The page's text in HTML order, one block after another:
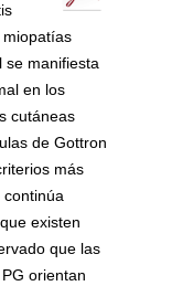
se manifiesta
en los
cutáneas
de Gottron
más
continúa
existen
que las
orientan